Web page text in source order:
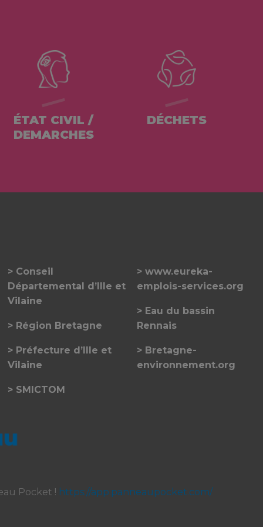
ÉTAT CIVIL /
DEMARCHES
DÉCHETS
Conseil
Départemental d’Ille et
Vilaine
Région Bretagne
Préfecture d’Ille et
Vilaine
SMICTOM
www.eureka-
emplois-services.org
Eau du bassin
Rennais
Bretagne-
environnement.org
Pocket ! https://app.panneaupocket.com/